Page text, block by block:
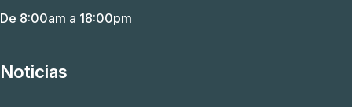
De 8:00am a 18:00pm
Noticias